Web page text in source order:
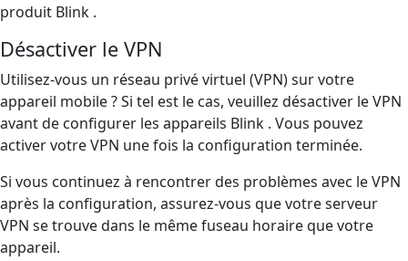
produit Blink .
Désactiver le VPN
Utilisez-vous un réseau privé virtuel (VPN) sur votre
appareil mobile ? Si tel est le cas, veuillez désactiver le VPN
avant de configurer les appareils Blink . Vous pouvez
activer votre VPN une fois la configuration terminée.
Si vous continuez à rencontrer des problèmes avec le VPN
après la configuration, assurez-vous que votre serveur
VPN se trouve dans le même fuseau horaire que votre
appareil.